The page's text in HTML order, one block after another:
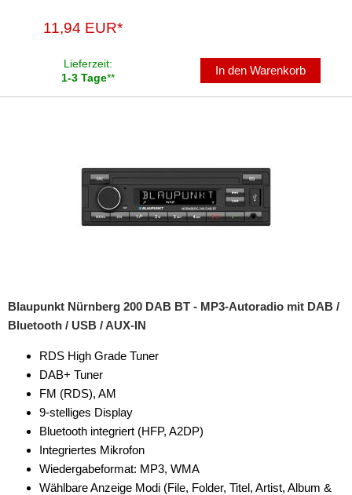
11,94 EUR*
Lieferzeit:
1-3 Tage**
In den Warenkorb
Blaupunkt Nürnberg 200 DAB BT - MP3-Autoradio mit DAB /
Bluetooth / USB / AUX-IN
RDS High Grade Tuner
DAB+ Tuner
FM (RDS), AM
9-stelliges Display
Bluetooth integriert (HFP, A2DP)
Integriertes Mikrofon
Wiedergabeformat: MP3, WMA
Wählbare Anzeige Modi (File, Folder, Titel, Artist, Album &